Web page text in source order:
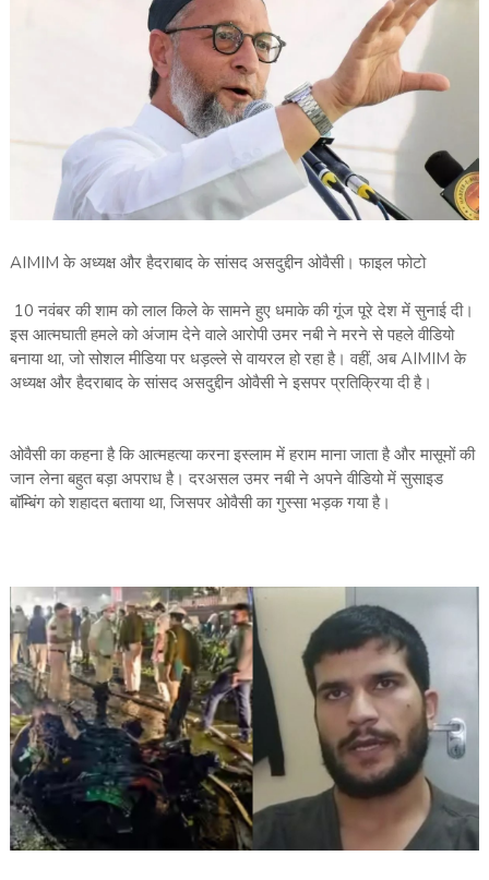
AIMIM के अध्यक्ष और हैदराबाद के सांसद असदुद्दीन ओवैसी। फाइल फोटो
10 नवंबर की शाम को लाल किले के सामने हुए धमाके की गूंज पूरे देश में सुनाई दी।
इस आत्मघाती हमले को अंजाम देने वाले आरोपी उमर नबी ने मरने से पहले वीडियो
बनाया था, जो सोशल मीडिया पर धड़ल्ले से वायरल हो रहा है। वहीं, अब AIMIM के
अध्यक्ष और हैदराबाद के सांसद असदुद्दीन ओवैसी ने इसपर प्रतिक्रिया दी है।
ओवैसी का कहना है कि आत्महत्या करना इस्लाम में हराम माना जाता है और मासूमों की
जान लेना बहुत बड़ा अपराध है। दरअसल उमर नबी ने अपने वीडियो में सुसाइड
बॉम्बिंग को शहादत बताया था, जिसपर ओवैसी का गुस्सा भड़क गया है।